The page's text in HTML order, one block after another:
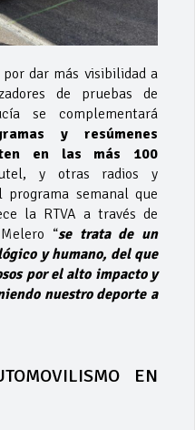
dar más visibilidad a
de pruebas de
se complementará
y resúmenes
en las más 100
y otras radios y
programa semanal que
la RTVA a través de
“se trata de un
y humano, del que
por el alto impacto y
nuestro deporte a
EN